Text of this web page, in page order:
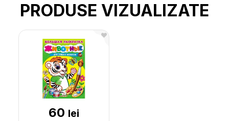
PRODUSE VIZUALIZATE
60 lei